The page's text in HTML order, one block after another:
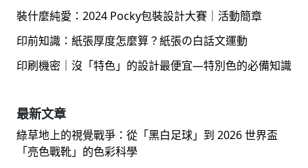
裝什麼純愛：2024 Pocky包裝設計大賽｜活動簡章
印前知識：紙張厚度怎麼算？紙張の白話文運動
印刷機密｜沒「特色」的設計最便宜—特別色的必備知識
最新文章
綠草地上的視覺戰爭：從「黑白足球」到 2026 世界盃
「亮色戰靴」的色彩科學